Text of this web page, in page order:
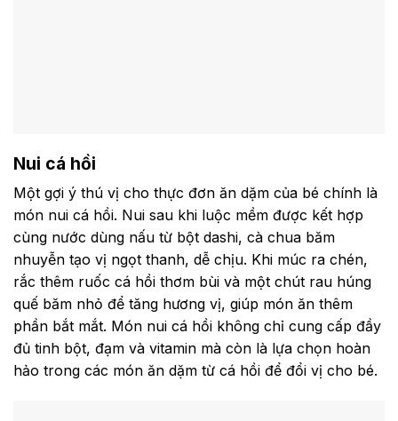
Nui cá hồi
Một gợi ý thú vị cho thực đơn ăn dặm của bé chính là
món nui cá hồi. Nui sau khi luộc mềm được kết hợp
cùng nước dùng nấu từ bột dashi, cà chua băm
nhuyễn tạo vị ngọt thanh, dễ chịu. Khi múc ra chén,
rắc thêm ruốc cá hồi thơm bùi và một chút rau húng
quế băm nhỏ để tăng hương vị, giúp món ăn thêm
phần bắt mắt. Món nui cá hồi không chỉ cung cấp đầy
đủ tinh bột, đạm và vitamin mà còn là lựa chọn hoàn
hảo trong các món ăn dặm từ cá hồi để đổi vị cho bé.